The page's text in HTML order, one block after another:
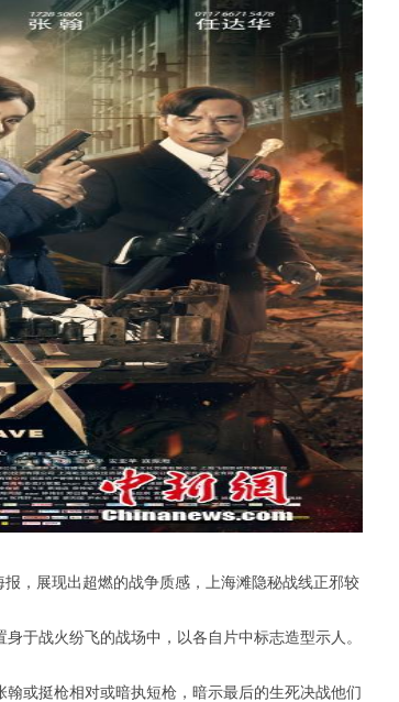
，展现出超燃的战争质感，上海滩隐秘战线正邪较
于战火纷飞的战场中，以各自片中标志造型示人。
或挺枪相对或暗执短枪，暗示最后的生死决战他们